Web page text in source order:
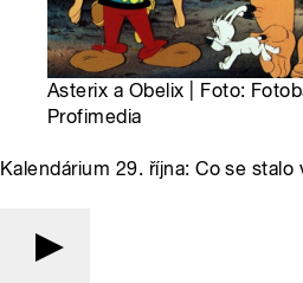
Asterix a Obelix | Foto:
Profimedia
Kalendárium 29. října: Co se stalo